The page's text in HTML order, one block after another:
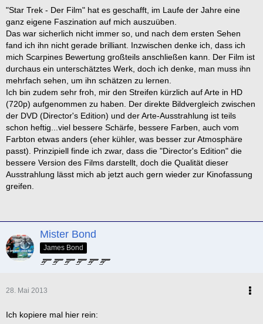
1. The Undiscovered Country
2. The Voyage Home
3. Star Trek
4. The Motion Picture
5. The Wrath of Khan
6. Star Trek Into Darkness
7. First Contact
8. Generations
9. The Search for Spock
10. Nemesis
11. Insurrection
12. The Final Frontier
Die besten Charaktere
1. Jean-Luc Picard
Der beste Captain
1. Jean-Luc Picard
2. Jonathan Archer
"Star Trek - Der Film" hat es geschafft, im Laufe der Jahre eine
ganz eigene Faszination auf mich auszuüben.
Das war sicherlich nicht immer so, und nach dem ersten Sehen
fand ich ihn nicht gerade brilliant. Inzwischen denke ich, dass ich
mich Scarpines Bewertung großteils anschließen kann. Der Film ist
durchaus ein unterschätztes Werk, doch ich denke, man muss ihn
mehrfach sehen, um ihn schätzen zu lernen.
Ich bin zudem sehr froh, mir den Streifen kürzlich auf Arte in HD
(720p) aufgenommen zu haben. Der direkte Bildvergleich zwischen
der DVD (Director's Edition) und der Arte-Ausstrahlung ist teils
schon heftig...viel bessere Schärfe, bessere Farben, auch vom
Farbton etwas anders (eher kühler, was besser zur Atmosphäre
passt). Prinzipiell finde ich zwar, dass die "Director's Edition" die
bessere Version des Films darstellt, doch die Qualität dieser
Ausstrahlung lässt mich ab jetzt auch gern wieder zur Kinofassung
greifen.
Mister Bond
James Bond
28. Mai 2013
Ich kopiere mal hier rein: